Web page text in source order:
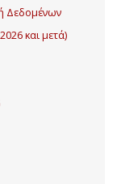
Δεδομένων
και μετά)